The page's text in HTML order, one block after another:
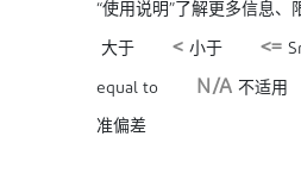
“使用说明”了解更多信息、
大于 < 小于 <=
equal to N/A 不适用
准偏差